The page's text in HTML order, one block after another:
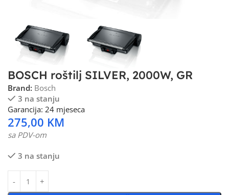
BOSCH roštilj SILVER, 2000W, GR
Brand: Bosch
3 na stanju
Garancija: 24 mjeseca
275,00 KM
sa PDV-om
3 na stanju